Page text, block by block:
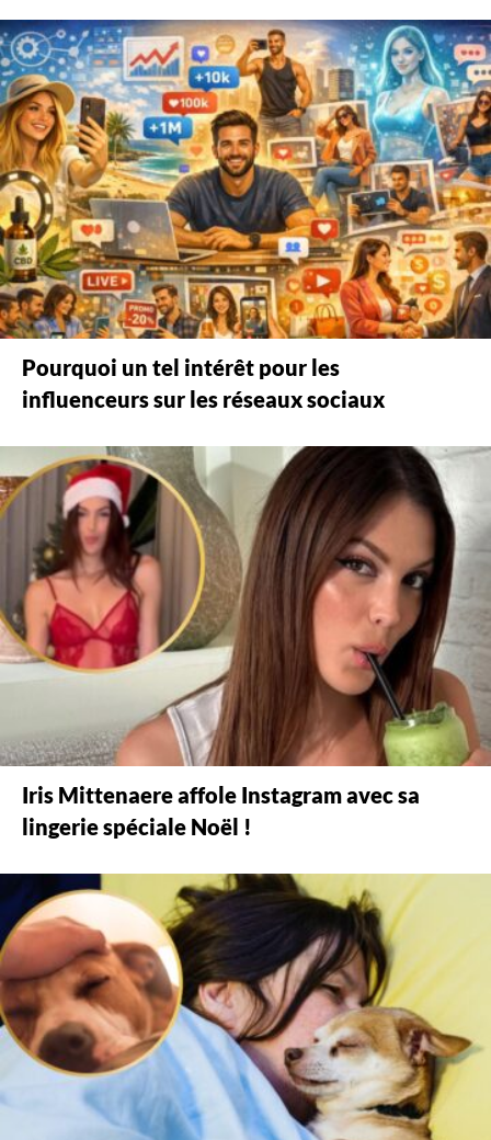
Pourquoi un tel intérêt pour les
influenceurs sur les réseaux sociaux
Iris Mittenaere affole Instagram avec sa
lingerie spéciale Noël !